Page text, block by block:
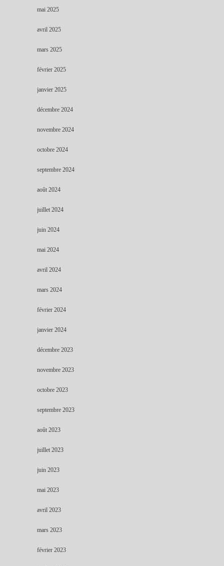
mai 2025
avril 2025
mars 2025
février 2025
janvier 2025
décembre 2024
novembre 2024
octobre 2024
septembre 2024
août 2024
juillet 2024
juin 2024
mai 2024
avril 2024
mars 2024
février 2024
janvier 2024
décembre 2023
novembre 2023
octobre 2023
septembre 2023
août 2023
juillet 2023
juin 2023
mai 2023
avril 2023
mars 2023
février 2023